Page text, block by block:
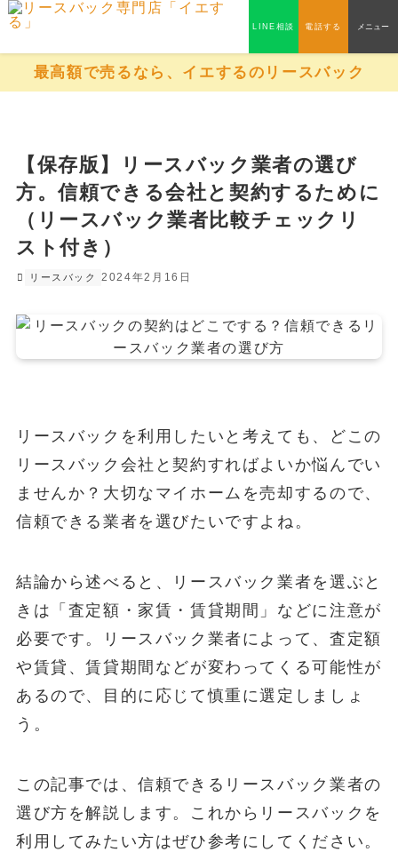
LINE相談 電話する メニュー
最高額で売るなら、イエするのリースバック
【保存版】リースバック業者の選び
方。信頼できる会社と契約するために
（リースバック業者比較チェックリ
スト付き）
リースバック 2024年2月16日
リースバックを利用したいと考えても、どこの
リースバック会社と契約すればよいか悩んでい
ませんか？大切なマイホームを売却するので、
信頼できる業者を選びたいですよね。
結論から述べると、リースバック業者を選ぶと
きは「査定額・家賃・賃貸期間」などに注意が
必要です。リースバック業者によって、査定額
や賃貸、賃貸期間などが変わってくる可能性が
あるので、目的に応じて慎重に選定しましょ
う。
この記事では、信頼できるリースバック業者の
選び方を解説します。これからリースバックを
利用してみたい方はぜひ参考にしてください。